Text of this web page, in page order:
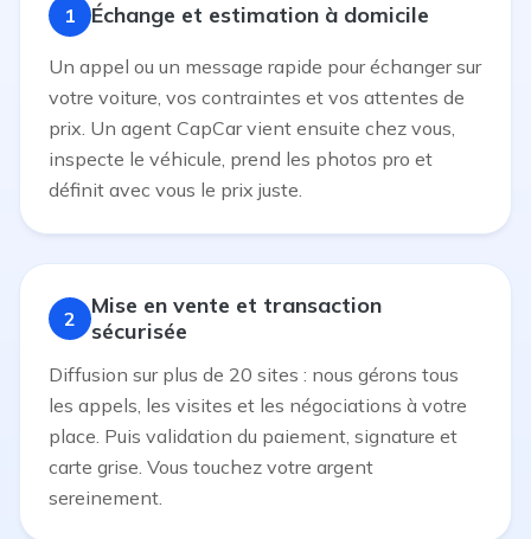
1 Échange et estimation à domicile
Un appel ou un message rapide pour échanger sur
votre voiture, vos contraintes et vos attentes de
prix. Un agent CapCar vient ensuite chez vous,
inspecte le véhicule, prend les photos pro et
définit avec vous le prix juste.
2
Mise en vente et transaction
sécurisée
Diffusion sur plus de 20 sites : nous gérons tous
les appels, les visites et les négociations à votre
place. Puis validation du paiement, signature et
carte grise. Vous touchez votre argent
sereinement.